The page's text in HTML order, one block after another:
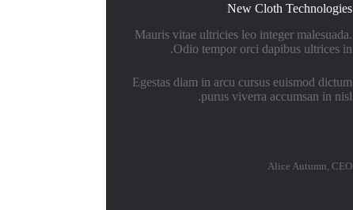
New Cloth Technologies
Mauris vitae ultricies leo integer malesuada.
Odio tempor orci dapibus ultrices in.
Egestas diam in arcu cursus euismod dictum
purus viverra accumsan in nisl.
Alice Autumn, CEO